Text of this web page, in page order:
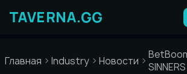
содержимому
Главная Industry Новости